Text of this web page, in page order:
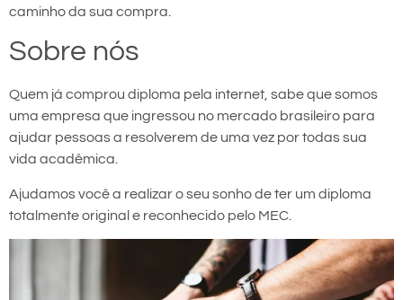
caminho da sua compra.
Sobre nós
Quem já comprou diploma pela internet, sabe que somos
uma empresa que ingressou no mercado brasileiro para
ajudar pessoas a resolverem de uma vez por todas sua
vida acadêmica.
Ajudamos você a realizar o seu sonho de ter um diploma
totalmente original e reconhecido pelo MEC.